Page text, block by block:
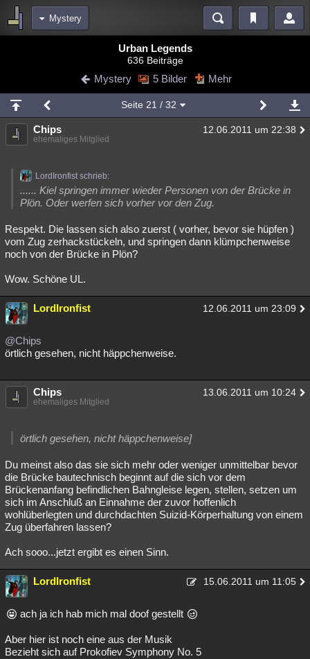
Mystery
Blogs Videos
Chat Wiki Neuigkeiten
meine Rubriken
Menschen Mystery Kriminalfälle
Umfragen Unterhaltung
weitere Rubriken
Philosophie Träume Orte Esoterik Literatur
Astronomie Helpdesk Gruppen
Musik Clash
Übersichten
Besucht
Lesenswert Schlüsselwörter
Urban Legends
636 Beiträge
Mystery 5 Bilder Mehr
Seite 21 / 32
Chips 12.06.2011 um 22:38
ehemaliges Mitglied
LordIronfist schrieb:
...... Kiel springen immer wieder Personen von der Brücke in
Plön. Oder werfen sich vorher vor den Zug.
Respekt. Die lassen sich also zuerst ( vorher, bevor sie hüpfen )
vom Zug zerhackstückeln, und springen dann klümpchenweise
noch von der Brücke in Plön?
Wow. Schöne UL.
LordIronfist 12.06.2011 um 23:09
@Chips
örtlich gesehen, nicht häppchenweise.
Chips 13.06.2011 um 10:24
ehemaliges Mitglied
örtlich gesehen, nicht häppchenweise]
Du meinst also das sie sich mehr oder weniger unmittelbar bevor
die Brücke bautechnisch beginnt auf die sich vor dem
Brückenanfang befindlichen Bahngleise legen, stellen, setzen um
sich im Anschluß an Einnahme der zuvor hoffenlich
wohlüberlegten und durchdachten Suizid-Körperhaltung von einem
Zug überfahren lassen?
Ach sooo...jetzt ergibt es einen Sinn.
LordIronfist 15.06.2011 um 11:05
ach ja ich hab mich mal doof gestellt
Aber hier ist noch eine aus der Musik
Bezieht sich auf Prokofiev Symphony No. 5